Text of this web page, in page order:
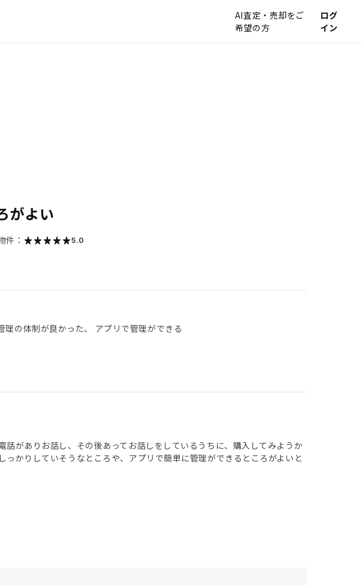
AI査定・売却をご
希望の方
ログ
イン
がよい
件： 5.0
の体制が良かった、 アプリで管理ができる
がありお話し、その後あってお話しをしているうちに、購入してみようか
かりしていそうなところや、アプリで簡単に管理ができるところがよいと